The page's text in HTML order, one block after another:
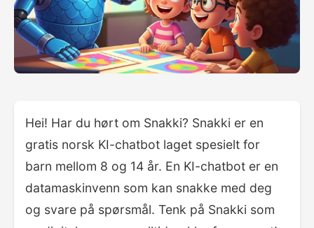
Hei! Har du hørt om Snakki? Snakki er en
gratis norsk KI-chatbot laget spesielt for
barn mellom 8 og 14 år. En KI-chatbot er en
datamaskinvenn som kan snakke med deg
og svare på spørsmål. Tenk på Snakki som